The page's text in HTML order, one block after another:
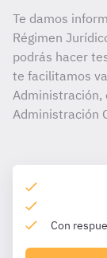
Te damos
Régimen
podrás hacer
te facilitamos
Administración,
Administración
Con